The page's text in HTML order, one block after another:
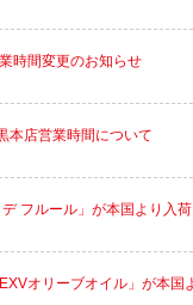
時間変更のお知らせ
本店営業時間について
フルール」が本国より入
オリーブオイル」が本国